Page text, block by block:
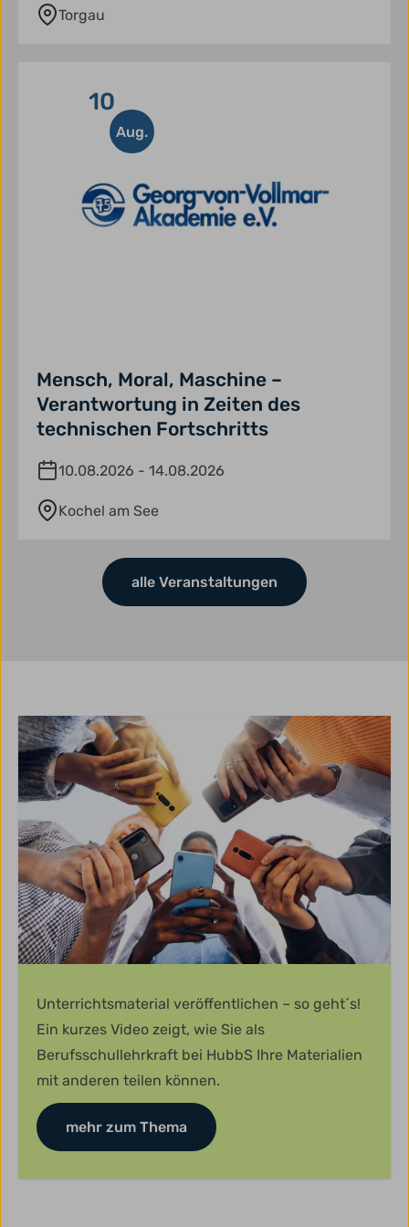
Torgau
10
Aug.
Mensch, Moral, Maschine –
Verantwortung in Zeiten des
technischen Fortschritts
10.08.2026 - 14.08.2026
Kochel am See
alle Veranstaltungen
Unterrichtsmaterial veröffentlichen – so geht´s!
Ein kurzes Video zeigt, wie Sie als
Berufsschullehrkraft bei HubbS Ihre Materialien
mit anderen teilen können.
mehr zum Thema